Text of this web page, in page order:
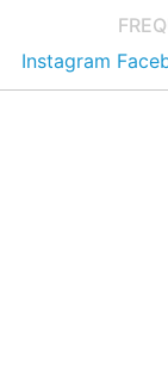
Instagram